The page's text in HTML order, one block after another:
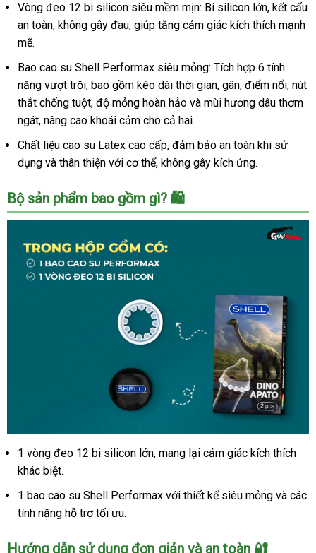
Shell
Dino
Apato
cao
su
12
bi
tặng
bao
Performax
chính
Vòng đeo 12 bi silicon siêu mềm mịn: Bi silicon lớn, kết cấu
an toàn, không gây đau, giúp tăng cảm giác kích thích mạnh
mẽ.
Bao cao su Shell Performax siêu mỏng: Tích hợp 6 tính
năng vượt trội, bao gồm kéo dài thời gian, gân, điểm nổi, nút
thắt chống tuột, độ mỏng hoàn hảo và mùi hương dâu thơm
ngát, nâng cao khoái cảm cho cả hai.
Chất liệu cao su Latex cao cấp, đảm bảo an toàn khi sử
dụng và thân thiện với cơ thể, không gây kích ứng.
Bộ sản phẩm bao gồm gì? 🛍️
Shell
Dino
bao
cao
12
1 vòng đeo 12 bi silicon lớn, mang lại cảm giác kích thích
khác biệt.
1 bao cao su Shell Performax với thiết kế siêu mỏng và các
tính năng hỗ trợ tối ưu.
Hướng dẫn sử dụng đơn giản và an toàn 🔐